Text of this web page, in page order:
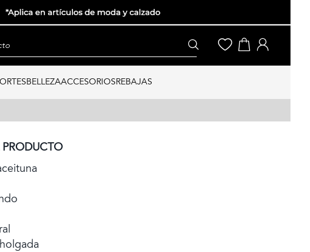
BELLEZAACCESORIOSREBAJAS
PRODUCTO